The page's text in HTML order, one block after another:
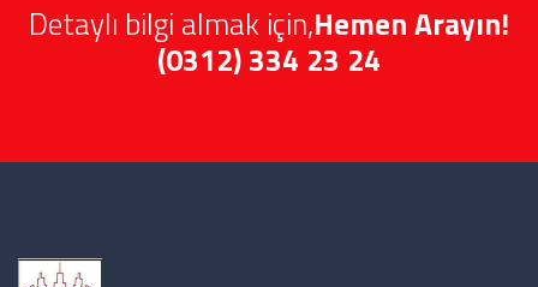
Detaylı bilgi almak için,Hemen Arayın!
(0312) 334 23 24